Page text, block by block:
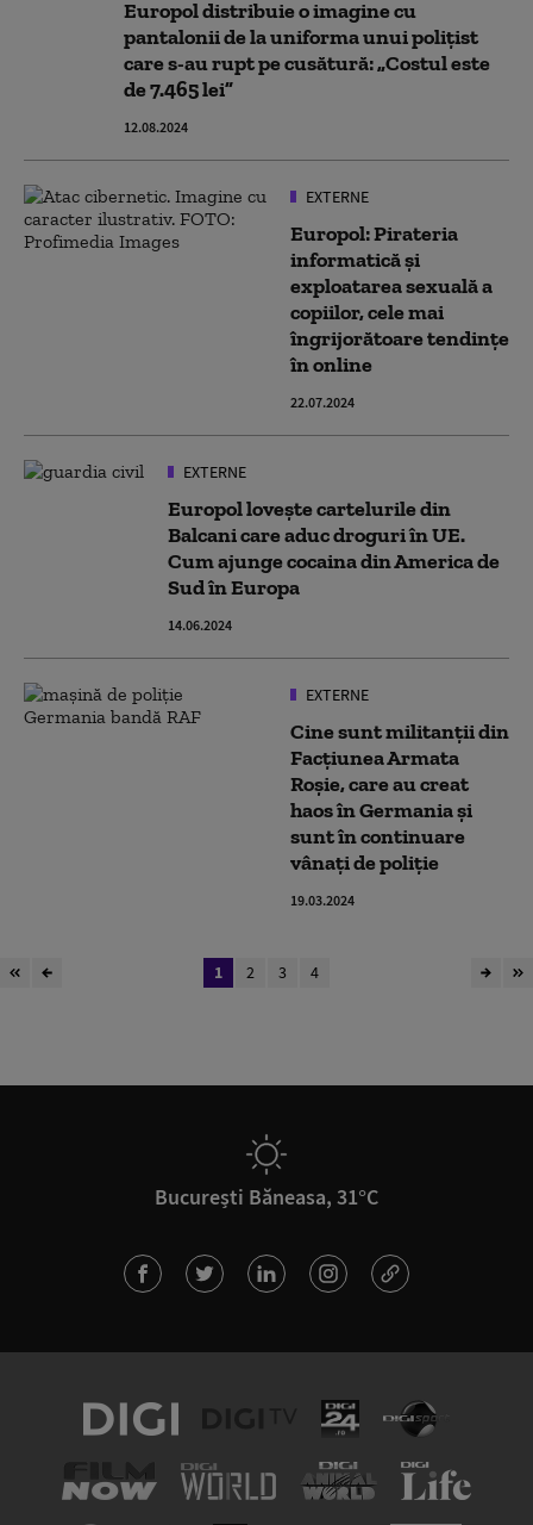
Europol distribuie o imagine cu
pantalonii de la uniforma unui poliţist
care s-au rupt pe cusătură: „Costul este
de 7.465 lei”
12.08.2024
EXTERNE
Europol: Pirateria
informatică şi
exploatarea sexuală a
copiilor, cele mai
îngrijorătoare tendinţe
în online
22.07.2024
EXTERNE
Europol lovește cartelurile din
Balcani care aduc droguri în UE.
Cum ajunge cocaina din America de
Sud în Europa
14.06.2024
EXTERNE
Cine sunt militanții din
Facțiunea Armata
Roșie, care au creat
haos în Germania și
sunt în continuare
vânați de poliție
19.03.2024
1 2 3 4
București Băneasa, 31°C